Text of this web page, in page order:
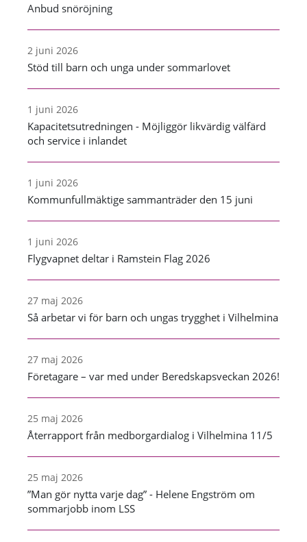
Anbud snöröjning
2 juni 2026
Stöd till barn och unga under sommarlovet
1 juni 2026
Kapacitetsutredningen - Möjliggör likvärdig välfärd
och service i inlandet
1 juni 2026
Kommunfullmäktige sammanträder den 15 juni
1 juni 2026
Flygvapnet deltar i Ramstein Flag 2026
27 maj 2026
Så arbetar vi för barn och ungas trygghet i Vilhelmina
27 maj 2026
Företagare – var med under Beredskapsveckan 2026!
25 maj 2026
Återrapport från medborgardialog i Vilhelmina 11/5
25 maj 2026
”Man gör nytta varje dag” - Helene Engström om
sommarjobb inom LSS